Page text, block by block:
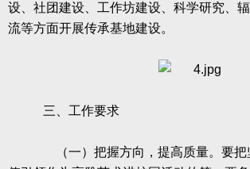
设、社团建设、工作坊建设、科学研究、
流等方面开展传承基地建设。
三、工作要求
（一）把握方向，提高质量。要把